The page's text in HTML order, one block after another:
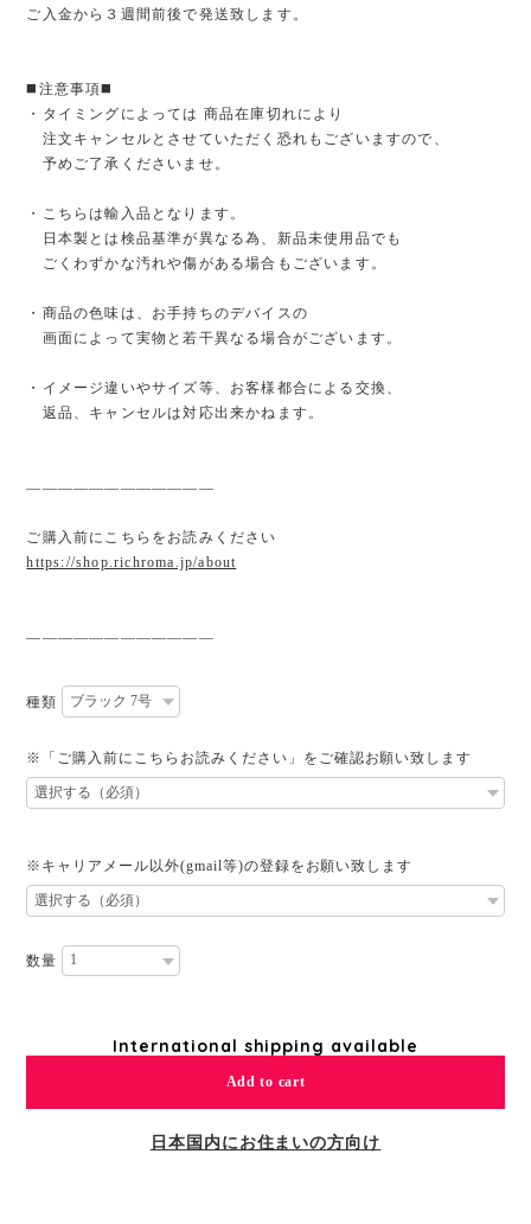
ご入金から３週間前後で発送致します。
◼️注意事項◼️
・タイミングによっては 商品在庫切れにより
注文キャンセルとさせていただく恐れもございますので、
予めご了承くださいませ。
・こちらは輸入品となります。
日本製とは検品基準が異なる為、新品未使用品でも
ごくわずかな汚れや傷がある場合もございます。
・商品の色味は、お手持ちのデバイスの
画面によって実物と若干異なる場合がございます。
・イメージ違いやサイズ等、お客様都合による交換、
返品、キャンセルは対応出来かねます。
————————————
ご購入前にこちらをお読みください
https://shop.richroma.jp/about
————————————
種類
※「ご購入前にこちらお読みください」をご確認お願い致します
※キャリアメール以外(gmail等)の登録をお願い致します
数量
International shipping available
Add to cart
日本国内にお住まいの方向け